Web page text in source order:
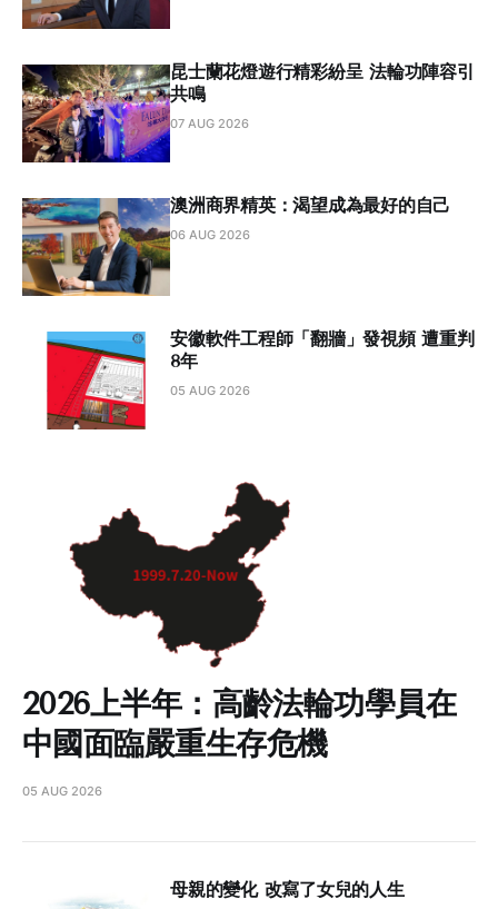
昆士蘭花燈遊行精彩紛呈 法輪功陣容引
共鳴
07 AUG 2026
澳洲商界精英：渴望成為最好的自己
06 AUG 2026
安徽軟件工程師「翻牆」發視頻 遭重判
8年
05 AUG 2026
2026上半年：高齡法輪功學員在
中國面臨嚴重生存危機
05 AUG 2026
母親的變化 改寫了女兒的人生